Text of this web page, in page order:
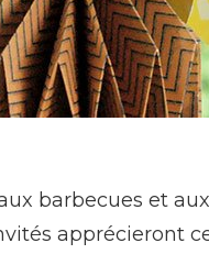
barbecues et
apprécieront